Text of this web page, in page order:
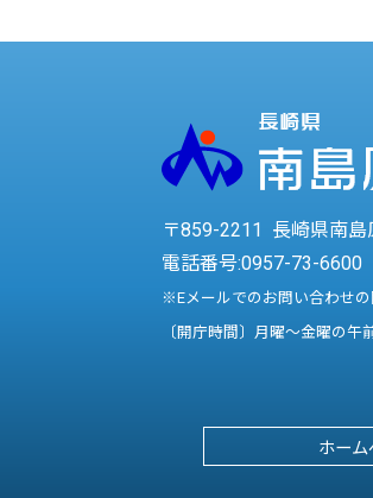
〒859-2211 長崎県南
電話番号:0957-73-6600
※Eメールでのお問い合わせ
〔開庁時間〕月曜～金曜の午
ホーム